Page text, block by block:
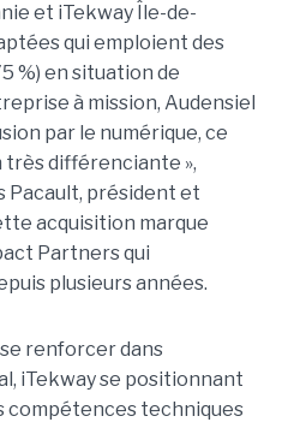
et iTekway Île-de-
qui emploient des
%) en situation de
à mission, Audensiel
par le numérique, ce
différenciante »,
Pacault, président et
acquisition marque
Partners qui
plusieurs années.
renforcer dans
iTekway se positionnant
compétences techniques